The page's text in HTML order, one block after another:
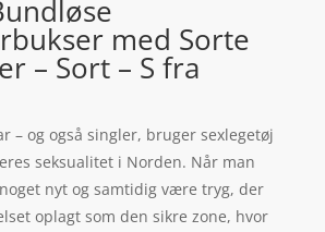
med Sorte
– Sort – S fra
– og også singler, bruger sexlegetøj
seksualitet i Norden. Når man
nyt og samtidig være tryg, der
oplagt som den sikre zone, hvor